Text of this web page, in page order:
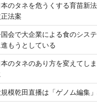
本のタネを危うくする育苗新
法案
会で大企業による食のシス
進もうとしている
本のタネのあり方を変えてし
規模乾田直播は「ゲノム編集」